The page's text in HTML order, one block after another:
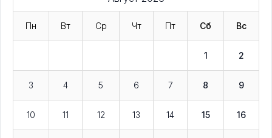
Пн Вт Ср Чт Пт Сб Вс
1 2
3 4 5 6 7 8 9
10 11 12 13 14 15 16